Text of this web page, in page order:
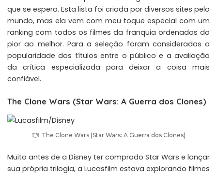
que se espera. Esta lista foi criada por diversos sites pelo
mundo, mas ela vem com meu toque especial com um
ranking com todos os filmes da franquia ordenados do
pior ao melhor. Para a seleção foram consideradas a
popularidade dos títulos entre o público e a avaliação
da crítica especializada para deixar a coisa mais
confiável.
The Clone Wars (Star Wars: A Guerra dos Clones)
The Clone Wars (Star Wars: A Guerra dos Clones)
Muito antes de a Disney ter comprado Star Wars e lançar
sua própria trilogia, a Lucasfilm estava explorando filmes